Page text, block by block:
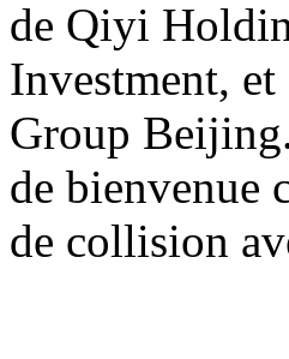
de Qiyi
Investment,
Group
de bienvenue
de collision